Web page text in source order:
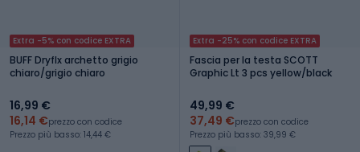
Extra -5% con codice EXTRA
BUFF Dryflx archetto grigio
chiaro/grigio chiaro
16,99 €
16,14 €prezzo con codice
Prezzo più basso: 14,44 €
Extra -25% con codice EXTRA
Fascia per la testa SCOTT
Graphic Lt 3 pcs yellow/black
49,99 €
37,49 €prezzo con codice
Prezzo più basso: 39,99 €